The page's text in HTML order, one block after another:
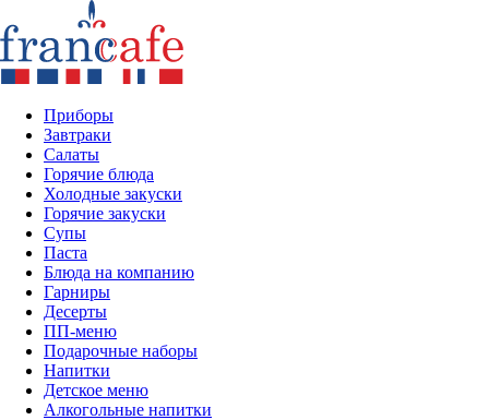
Приборы
Завтраки
Салаты
Горячие блюда
Холодные закуски
Горячие закуски
Супы
Паста
Блюда на компанию
Гарниры
Десерты
ПП-меню
Подарочные наборы
Напитки
Детское меню
Алкогольные напитки